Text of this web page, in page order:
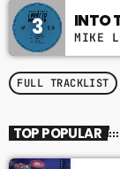
odio id varius.
sodales.
3 INTO
MIKE
FULL TRACKLIST
TOP POPULAR